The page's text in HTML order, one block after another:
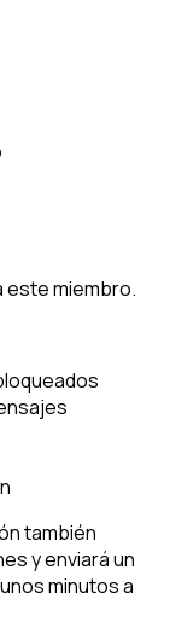
este miembro.
también
y enviará un
minutos a